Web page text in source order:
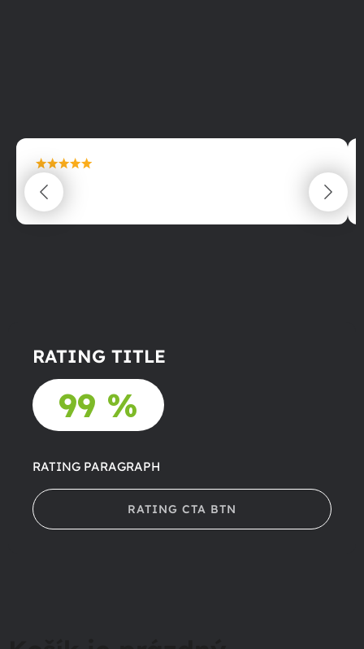
maximální spokojenost
22.06.2025
RATING TITLE
99 %
RATING PARAGRAPH
RATING CTA BTN